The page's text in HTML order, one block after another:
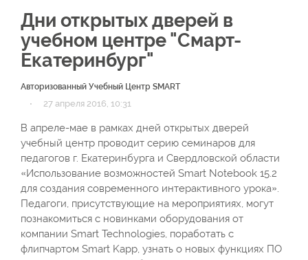
Дни открытых дверей в
учебном центре "Смарт-
Екатеринбург"
Авторизованный Учебный Центр SMART
· 27 апреля 2016, 10:31
В апреле-мае в рамках дней открытых дверей
учебный центр проводит серию семинаров для
педагогов г. Екатеринбурга и Свердловской области
«Использование возможностей Smart Notebook 15.2
для создания современного интерактивного урока».
Педагоги, присутствующие на мероприятиях, могут
познакомиться с новинками оборудования от
компании Smart Technologies, поработать с
флипчартом Smart Kapp, узнать о новых функциях ПО